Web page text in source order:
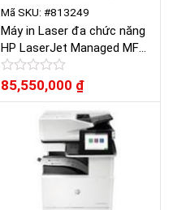
Mã SKU: #813249
Máy in Laser đa chức năng
HP LaserJet Managed MFP
E72530z
Được
xếp
85,550,000 ₫